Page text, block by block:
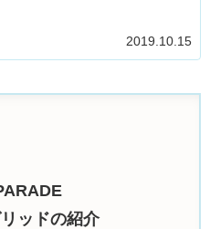
2019.10.15
ッドの紹介